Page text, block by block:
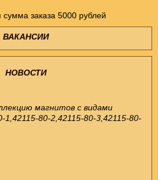
заказа 5000 рублей
ВАКАНСИИ
НОВОСТИ
магнитов с видами
80-2,42115-80-3,42115-80-